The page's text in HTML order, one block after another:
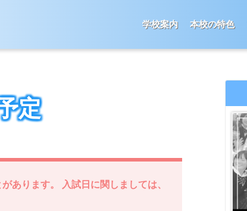
学校案内 本校の特色
定
あります。 入試日に関しましては、